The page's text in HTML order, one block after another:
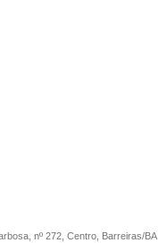
nº 272, Centro, Barreiras/